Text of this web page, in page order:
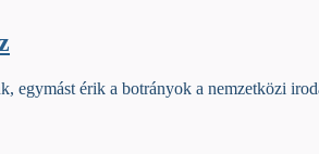
érik a botrányok a nemzetközi